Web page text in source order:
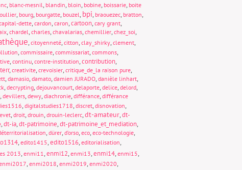
, blanc-mesnil, blandin, bloin, bobine, boissarie, boite
, bourg, bourgatte, bouzel, bpi, braouezec, bratton,
dette, cardon, caron,cartoon, cary grant,
, chardel, charles, chavalarias, chemillier, chez_soi,
, citoyenneté, citton, clay_shirky, clement,
, commissaire, commissariat, commons,
, continu, contre-institution,contribution,
, creativite, crevoisier, critique_de_la raison pure,
, damasio, damato, damien JURADO, danièle linhart,
, decrypting, dejouvancourt, delaporte, delice, delord,
, devillers, dewy, diachronie, différance, différance
, digitalstudies1718, discret, disnovation,
, droit, drouin, drouin-leclerc,dt-amateur,dt-
,dt-ia,dt-patrimoine,dt-patrimoine_et_mediation,
, dürer, d’orso, eco, eco-technologie,
, edito1415,edito1516, editorialisation,
2013, enmi11,enmi12, enmi13,enmi14, enmi15,
, enmi2018, enmi2019, enmi2020,